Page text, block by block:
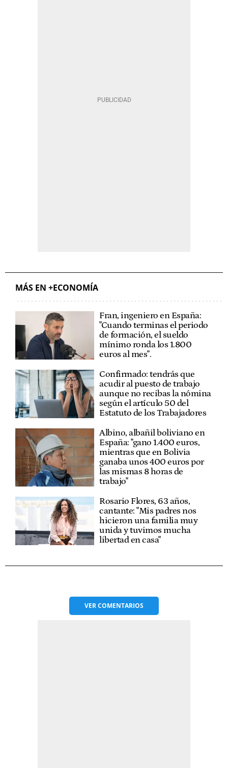
MÁS EN +ECONOMÍA
Fran, ingeniero en España:
"Cuando terminas el periodo
de formación, el sueldo
mínimo ronda los 1.800
euros al mes".
Confirmado: tendrás que
acudir al puesto de trabajo
aunque no recibas la nómina
según el artículo 50 del
Estatuto de los Trabajadores
Albino, albañil boliviano en
España: "gano 1.400 euros,
mientras que en Bolivia
ganaba unos 400 euros por
las mismas 8 horas de
trabajo"
Rosario Flores, 63 años,
cantante: "Mis padres nos
hicieron una familia muy
unida y tuvimos mucha
libertad en casa"
VERCOMENTARIOS